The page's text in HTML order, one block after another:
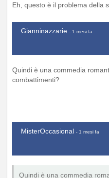
Eh, questo è il problema della
Gianninazzarie - 1 mesi fa
Quindi è una commedia
combattimenti?
MisterOccasional - 1 mesi fa
Quindi è una commedia